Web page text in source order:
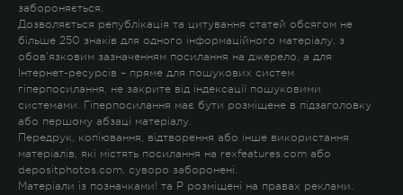
забороняється.
Дозволяється републікація та цитування статей обсягом не
більше 250 знаків для одного інформаційного матеріалу, з
обов'язковим зазначенням посилання на джерело, а для
Інтернет-ресурсів – пряме для пошукових систем
гіперпосилання, не закрите від індексації пошуковими
системами. Гіперпосилання має бути розміщене в підзаголовку
або першому абзаці матеріалу.
Передрук, копіювання, відтворення або інше використання
матеріалів, які містять посилання на rexfeatures.com або
depositphotos.com, суворо заборонені.
Матеріали із позначками! та P розміщені на правах реклами.